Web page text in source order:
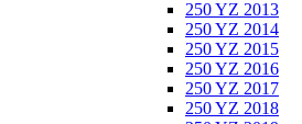
250 YZ 2013
250 YZ 2014
250 YZ 2015
250 YZ 2016
250 YZ 2017
250 YZ 2018